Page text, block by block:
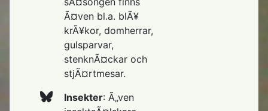
Ã¤ven bl.a. blÃ¥
krÃ¥kor, domherrar,
gulsparvar,
stenknÃ¤ckar och
stjÃ¤rtmesar.
Insekter: Ã„ven